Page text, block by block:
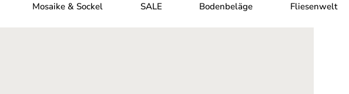
Mosaike & Sockel SALE Bodenbeläge Fliesenwelt